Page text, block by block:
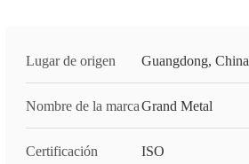
Lugar de origen Guangdong, China
Nombre de la marcaGrand Metal
Certificación ISO